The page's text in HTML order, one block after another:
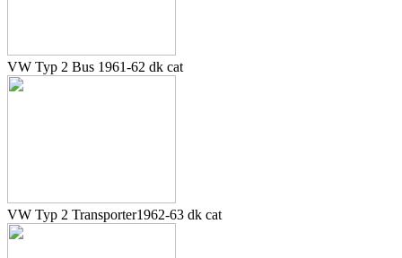
VW Typ 2 Bus 1961-62 dk cat
VW Typ 2 Transporter1962-63 dk cat